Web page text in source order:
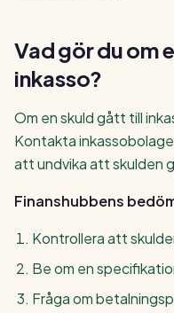
Vad gör du om
inkasso?
Om en skuld gått till
Kontakta
att undvika att skulden
Finanshubbens
Kontrollera att
Be om en
Fråga om